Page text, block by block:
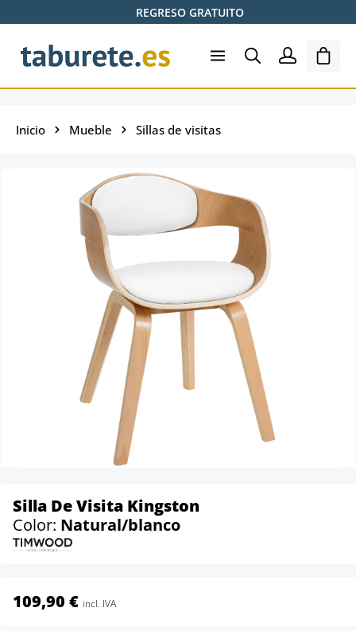
Saltar al contenido principalREGRESO GRATUITO
El
Inicio Mueble Sillas de visitas
Silla De Visita Kingston
Color: Natural/blanco
109,90 € incl. IVA